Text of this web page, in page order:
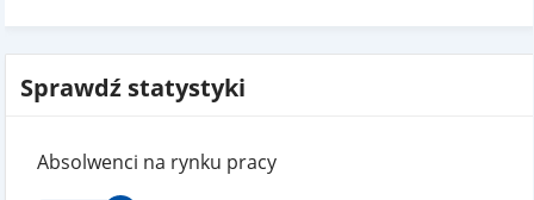
Sprawdź statystyki
Absolwenci na rynku pracy